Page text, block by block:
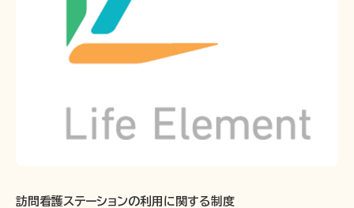
訪問看護ステーションの利用に関する制度